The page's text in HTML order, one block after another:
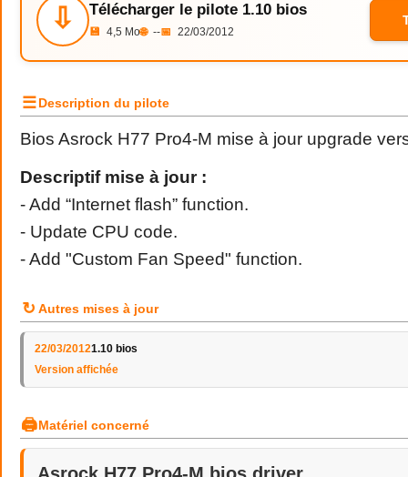
⇩ Télécharger le pilote 1.10 bios
💾 4,5 Mo🌐 --📅 22/03/2012
☰Description du pilote
Bios Asrock H77 Pro4-M mise à jour upgrade
Descriptif mise à jour :
- Add “Internet flash” function.
- Update CPU code.
- Add "Custom Fan Speed" function.
↻ Autres mises à jour
22/03/20121.10 bios
Version affichée
🖨Matériel concerné